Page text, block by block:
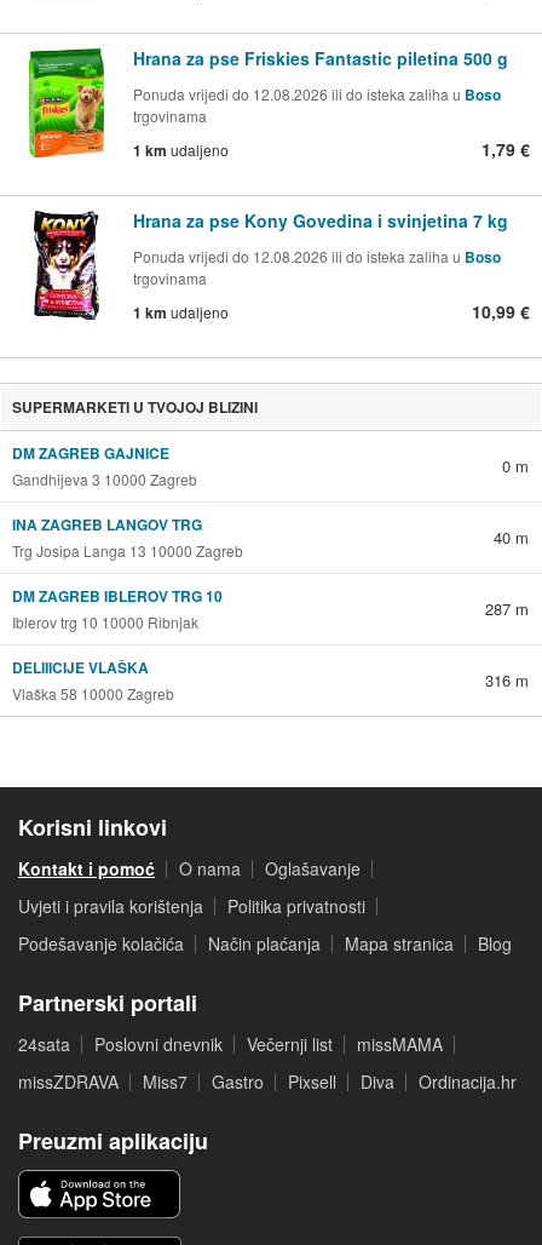
Hrana za pse Friskies Fantastic piletina 500 g
Ponuda vrijedi do 12.08.2026 ili do isteka zaliha u Boso
trgovinama
1 km udaljeno 1,79 €
Hrana za pse Kony Govedina i svinjetina 7 kg
Ponuda vrijedi do 12.08.2026 ili do isteka zaliha u Boso
trgovinama
1 km udaljeno 10,99 €
SUPERMARKETI U TVOJOJ BLIZINI
DM ZAGREB GAJNICE
Gandhijeva 3 10000 Zagreb
0 m
INA ZAGREB LANGOV TRG
Trg Josipa Langa 13 10000 Zagreb
40 m
DM ZAGREB IBLEROV TRG 10
Iblerov trg 10 10000 Ribnjak
287 m
DELIIICIJE VLAŠKA
Vlaška 58 10000 Zagreb
316 m
Korisni linkovi
Kontakt i pomoć O nama
Oglašavanje
Uvjeti i pravila korištenja
Politika privatnosti
Podešavanje kolačića
Način plaćanja Mapa stranica Blog
Partnerski portali
24sata Poslovni dnevnik Večernji list
missMAMA
missZDRAVA
Miss7 Gastro Pixsell Diva Ordinacija.hr
Preuzmi aplikaciju